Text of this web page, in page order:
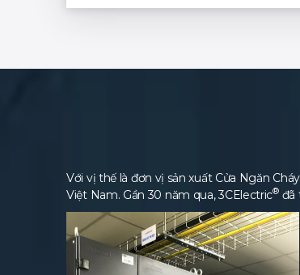
Với vị thế là đơn vị sản xuất Cửa Ngăn
Việt Nam. Gần 30 năm qua, 3CElectric®đã